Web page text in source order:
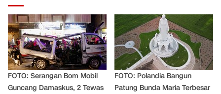
FOTO: Serangan Bom Mobil
Guncang Damaskus, 2 Tewas
FOTO: Polandia Bangun
Patung Bunda Maria Terbesar